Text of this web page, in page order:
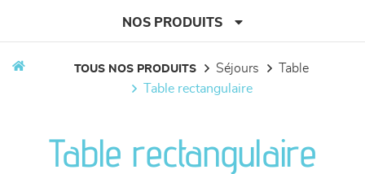
NOS PRODUITS
séjours
TOUS NOS PRODUITS séjours
table
table rectangulaire
Table rectangulaire